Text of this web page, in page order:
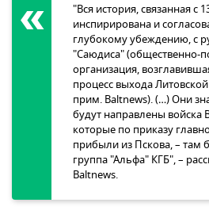
"Вся история, связанная с
инспирирована и
глубокому убеждению, с
"Саюдиса" (общественно-
организация,
процесс выхода
прим. Baltnews). (…) Они
будут направлены
которые по приказу
прибыли из Пскова, – там
группа "Альфа" КГБ", –
Baltnews.